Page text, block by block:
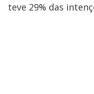
teve 29% das